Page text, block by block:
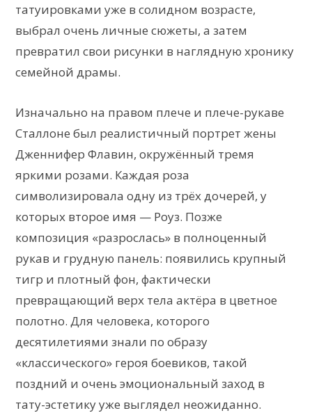
татуировками уже в солидном возрасте,
выбрал очень личные сюжеты, а затем
превратил свои рисунки в наглядную хронику
семейной драмы.
Изначально на правом плече и плече-рукаве
Сталлоне был реалистичный портрет жены
Дженнифер Флавин, окружённый тремя
яркими розами. Каждая роза
символизировала одну из трёх дочерей, у
которых второе имя — Роуз. Позже
композиция «разрослась» в полноценный
рукав и грудную панель: появились крупный
тигр и плотный фон, фактически
превращающий верх тела актёра в цветное
полотно. Для человека, которого
десятилетиями знали по образу
«классического» героя боевиков, такой
поздний и очень эмоциональный заход в
тату-эстетику уже выглядел неожиданно.